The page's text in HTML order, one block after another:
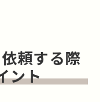
頼する際
ント